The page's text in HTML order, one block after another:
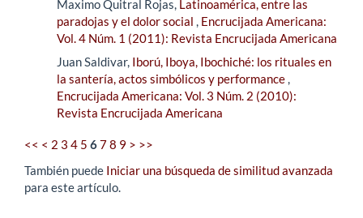
Maximo Quitral Rojas, Latinoamérica, entre las
paradojas y el dolor social , Encrucijada Americana:
Vol. 4 Núm. 1 (2011): Revista Encrucijada Americana
Juan Saldivar, Iború, Iboya, Ibochiché: los rituales en
la santería, actos simbólicos y performance,
Encrucijada Americana: Vol. 3 Núm. 2 (2010):
Revista Encrucijada Americana
<< < 2 3 4 5 678 9 > >>
También puede Iniciar una búsqueda de similitud avanzada
para este artículo.